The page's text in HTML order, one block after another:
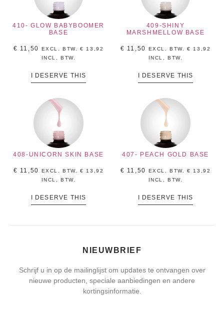
410- GLOW BABYBOOMER
BASE
€ 11,50 EXCL. BTW.€
13,92
INCL, BTW.
I DESERVE THIS
409-SHINY
MARSHMELLOW BASE
€ 11,50 EXCL. BTW.€
13,92
INCL, BTW.
I DESERVE THIS
408-UNICORN SKIN BASE
€ 11,50 EXCL. BTW.€
13,92
INCL, BTW.
I DESERVE THIS
407- PEACH GOLD BASE
€ 11,50 EXCL. BTW.€
13,92
INCL, BTW.
I DESERVE THIS
NIEUWBRIEF
Schrijf u in op de mailinglijst om updates te ontvangen over
nieuwe producten, speciale aanbiedingen en andere
kortingsinformatie.